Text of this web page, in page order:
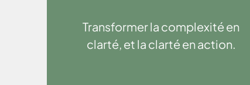
Transformer la complexité en
clarté, et la clarté en action.